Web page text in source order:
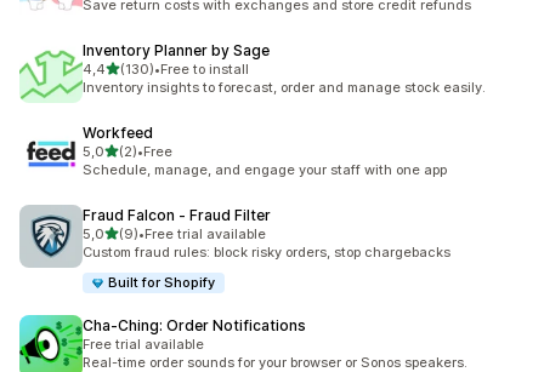
Save return costs with exchanges and store credit refunds
Inventory Planner by Sage
4,4na 5 gwiazdek
(130)
Łączna liczba recenzji: 130
•Free to install
Inventory insights to forecast, order and manage stock easily.
Workfeed
5,0na 5 gwiazdek
(2)
Łączna liczba recenzji: 2
•Free
Schedule, manage, and engage your staff with one app
Fraud Falcon ‑ Fraud Filter
5,0na 5 gwiazdek
(9)
Łączna liczba recenzji: 9
•Free trial available
Custom fraud rules: block risky orders, stop chargebacks
Built for Shopify
Cha‑Ching: Order Notifications
Free trial available
Real-time order sounds for your browser or Sonos speakers.